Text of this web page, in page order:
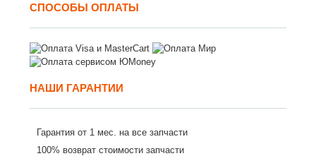
СПОСОБЫ ОПЛАТЫ
НАШИ ГАРАНТИИ
Гарантия от 1 мес. на все запчасти
100% возврат стоимости запчасти